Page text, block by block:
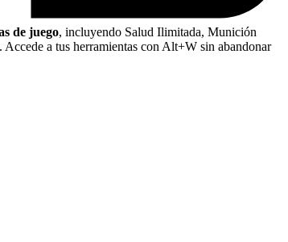
de juego, incluyendo Salud Ilimitada, Munición
Accede a tus herramientas con Alt+W sin abandonar